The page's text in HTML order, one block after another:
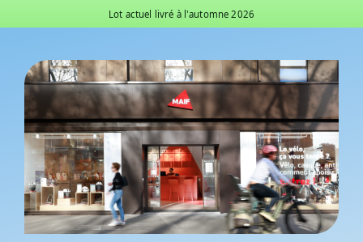
au
Lot actuel livré à l'automne 2026